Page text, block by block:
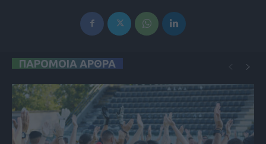
ΠΑΡΟΜΟΙΑ ΑΡΘΡΑ